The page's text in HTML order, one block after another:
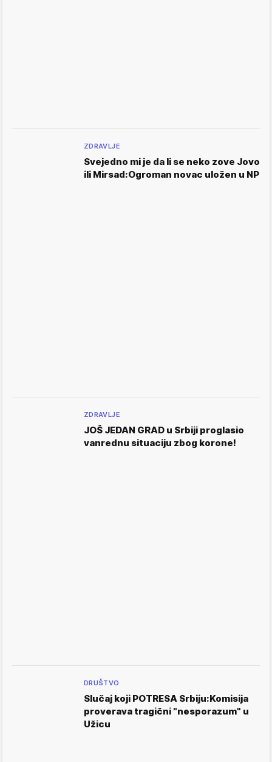
ZDRAVLJE
Svejedno mi je da li se neko zove Jovo
ili Mirsad:Ogroman novac uložen u NP
ZDRAVLJE
JOŠ JEDAN GRAD u Srbiji proglasio
vanrednu situaciju zbog korone!
DRUŠTVO
Slučaj koji POTRESA Srbiju:Komisija
proverava tragični "nesporazum" u
Užicu